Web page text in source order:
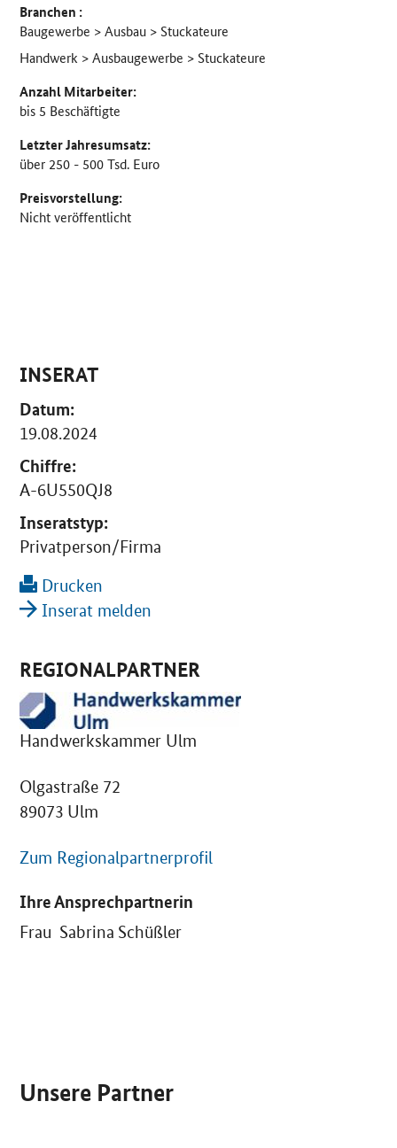
Branchen :
Baugewerbe > Ausbau > Stuckateure
Handwerk > Ausbaugewerbe > Stuckateure
Anzahl Mitarbeiter:
bis 5 Beschäftigte
Letzter Jahresumsatz:
über 250 - 500 Tsd. Euro
Preisvorstellung:
Nicht veröffentlicht
INSERAT
Datum:
19.08.2024
Chiffre:
A-6U550QJ8
Inseratstyp:
Privatperson/Firma
Drucken
Inserat melden
REGIONALPARTNER
Handwerkskammer Ulm
Olgastraße 72
89073 Ulm
Zum Regionalpartnerprofil
Ihre Ansprechpartnerin
Frau Sabrina Schüßler
Unsere Partner